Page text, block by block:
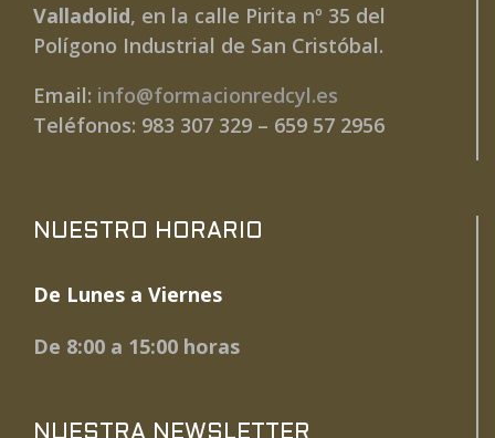
Valladolid, en la calle Pirita nº 35 del
Polígono Industrial de San Cristóbal.
Email: info@formacionredcyl.es
Teléfonos: 983 307 329 – 659 57 2956
NUESTRO HORARIO
De Lunes a Viernes
De 8:00 a 15:00 horas
NUESTRA NEWSLETTER